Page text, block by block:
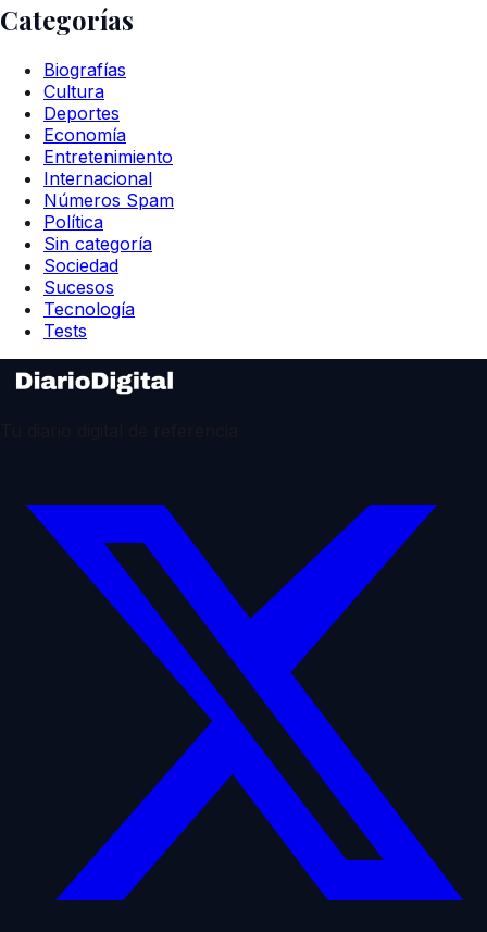
Categorías
Biografías
Cultura
Deportes
Economía
Entretenimiento
Internacional
Números Spam
Política
Sin categoría
Sociedad
Sucesos
Tecnología
Tests